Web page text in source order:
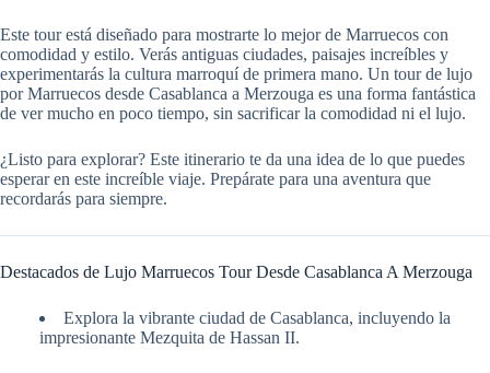
Este tour está diseñado para mostrarte lo mejor de Marruecos con
comodidad y estilo. Verás antiguas ciudades, paisajes increíbles y
experimentarás la cultura marroquí de primera mano. Un tour de lujo
por Marruecos desde Casablanca a Merzouga es una forma fantástica
de ver mucho en poco tiempo, sin sacrificar la comodidad ni el lujo.
¿Listo para explorar? Este itinerario te da una idea de lo que puedes
esperar en este increíble viaje. Prepárate para una aventura que
recordarás para siempre.
Destacados de Lujo Marruecos Tour Desde Casablanca A Merzouga
Explora la vibrante ciudad de Casablanca, incluyendo la
impresionante Mezquita de Hassan II.